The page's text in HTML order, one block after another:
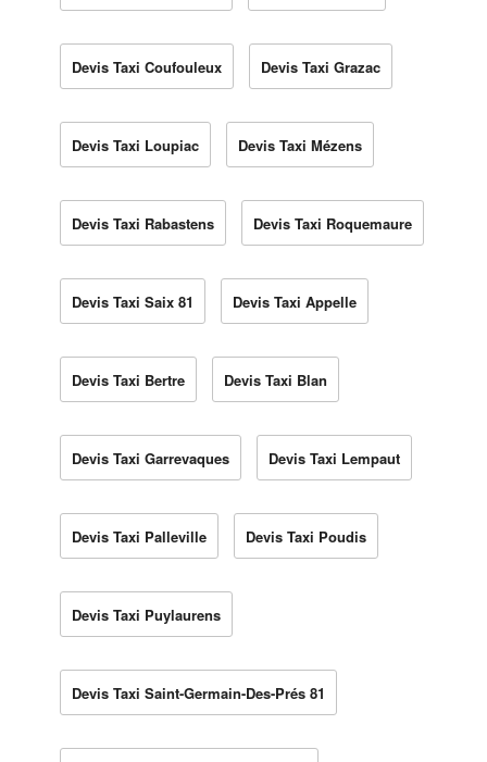
Devis Taxi Coufouleux Devis Taxi Grazac
Devis Taxi Loupiac Devis Taxi Mézens
Devis Taxi Rabastens Devis Taxi Roquemaure
Devis Taxi Saix 81 Devis Taxi Appelle
Devis Taxi Bertre Devis Taxi Blan
Devis Taxi Garrevaques Devis Taxi Lempaut
Devis Taxi Palleville Devis Taxi Poudis
Devis Taxi Puylaurens
Devis Taxi Saint-Germain-Des-Prés 81